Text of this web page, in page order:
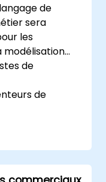
de
sera
les
modélisation
de
de
dans le
des